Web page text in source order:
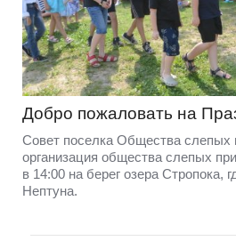
Добро пожаловать на
Совет поселка Общества слепых
организация общества слепых
в 14:00 на берег озера Стропока,
Нептуна.